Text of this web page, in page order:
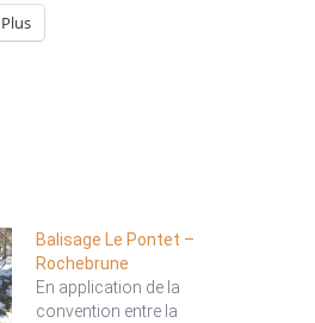
Plus
Balisage Le Pontet –
Rochebrune
En application de la
convention entre la